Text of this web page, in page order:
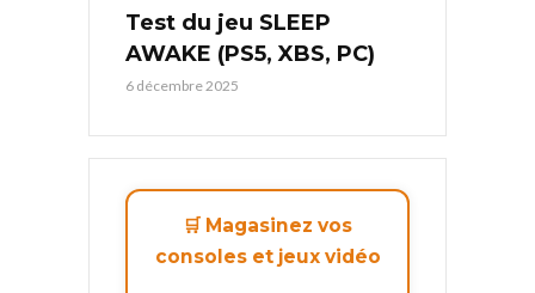
Test du jeu SLEEP
AWAKE (PS5, XBS, PC)
6 décembre 2025
🛒 Magasinez vos
consoles et jeux vidéo